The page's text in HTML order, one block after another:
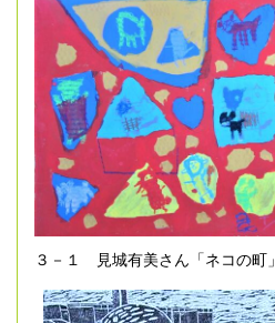
３－１ 見城有美さん「ネコの町」